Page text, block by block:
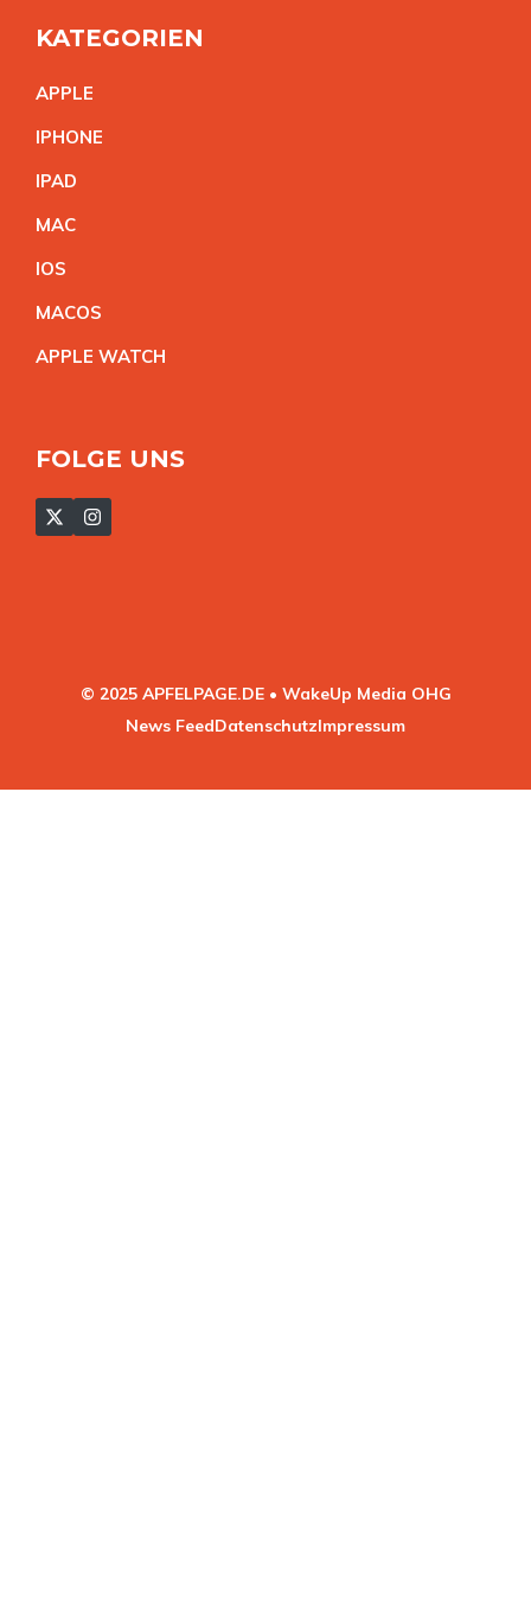
KATEGORIEN
APPLE
IPHONE
IPAD
MAC
IOS
MACOS
APPLE WATCH
FOLGE UNS
© 2025 APFELPAGE.DE • WakeUp Media OHG
News FeedDatenschutzImpressum